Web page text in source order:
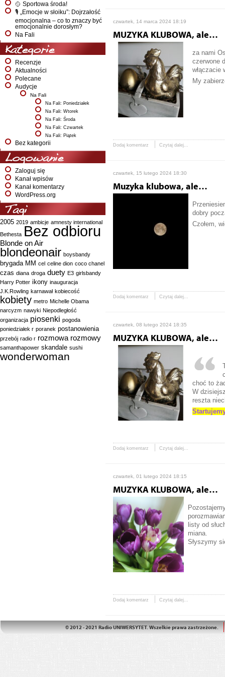
🥎 Sportowa środa!
🎙️ „Emocje w słoiku”: Dojrzałość
emocjonalna – co to znaczy być
emocjonalnie dorosłym?
Na Fali
Kategorie
Recenzje
Aktualności
Polecane
Audycje
Na Fali
Na Fali: Poniedziałek
Na Fali: Wtorek
Na Fali: Środa
Na Fali: Czwartek
Na Fali: Piątek
Bez kategorii
Logowanie
Zaloguj się
Kanał wpisów
Kanał komentarzy
WordPress.org
Tagi
2005 2019 ambicje amnesty international
Bethesta Bez odbioru
Blonde on Air
blondeonair boysbandy
brygada MM cel celine dion coco chanel
czas diana droga duety E3 girlsbandy
Harry Potter ikony inauguracja
J.K.Rowling karnawał kobiecość
kobiety metro Michelle Obama
narcyzm nawyki Niepodległość
organizacja piosenki pogoda
poniedziałek r poranek postanowienia
przebój radio r rozmowa rozmowy
samanthapower skandale sushi
wonderwoman
czwartek, 14 marca 2024 18:19
MUZYKA KLUBOWA, ale…
za nami
czerwone
włączacie
My
Dodaj komentarz Czytaj dalej...
czwartek, 15 lutego 2024 18:30
Muzyka klubowa, ale…
dobry
Czołem,
Dodaj komentarz Czytaj dalej...
czwartek, 08 lutego 2024 18:35
MUZYKA KLUBOWA, ale…
choć to
W
reszta
Dodaj komentarz Czytaj dalej...
czwartek, 01 lutego 2024 18:15
MUZYKA KLUBOWA, ale…
listy od
miana.
Słyszymy
Dodaj komentarz Czytaj dalej...
© 2012 - 2021 Radio UNIWERSYTET. Wszelkie prawa zastrzeżone.